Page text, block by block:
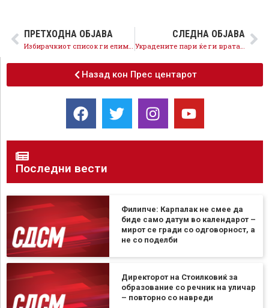
ПРЕТХОДНА ОБЈАВА
Избирачкиот список ги елиминира можностите за злоупотреба на гласовите
СЛЕДНА ОБЈАВА
Украдените пари ќе ги вратат, носиме живот!
Назад кон Прес центарот
Последни вести
Филипче: Карпалак не смее да
биде само датум во календарот –
мирот се гради со одговорност, а
не со поделби
Директорот на Стоилковиќ за
образование со речник на уличар
– повторно со навреди